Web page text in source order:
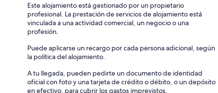
Este alojamiento está gestionado por un propietario
profesional. La prestación de servicios de alojamiento está
vinculada a una actividad comercial, un negocio o una
profesión.
Puede aplicarse un recargo por cada persona adicional, según
la política del alojamiento.
A tu llegada, pueden pedirte un documento de identidad
oficial con foto y una tarjeta de crédito o débito, o un depósito
en efectivo, para cubrir los gastos imprevistos.